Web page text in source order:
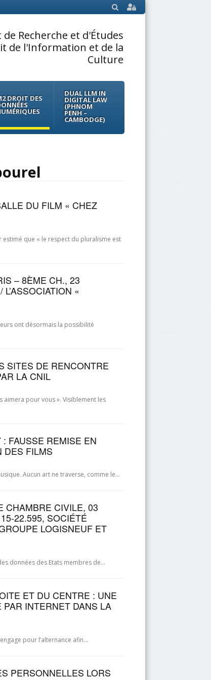
SEARCH
Recherche et d'Études
de l'Information et de la
Culture
DROIT DES
DUAL LLM IN
DIGITAL LAW
(PHNOM
PENH –
CAMBODGE)
DU FILM « CHEZ
que « le respect du pluralisme est
– 8ÈME CH., 23
«
ont désormais la possibilité
SITES DE RENCONTRE
LA CNIL
aimera pour vous ». Visiblement les
FAUSSE REMISE EN
DES FILMS
Aucun art ne traverse, comme le…
CHAMBRE CIVILE, 03
22.595, SOCIÉTÉ
LOGISNEUF ET
données des Etats membres de…
ET DU CENTRE : UNE
INTERNET DANS LA
pour l’alternance afin…
PERSONNELLES LORS